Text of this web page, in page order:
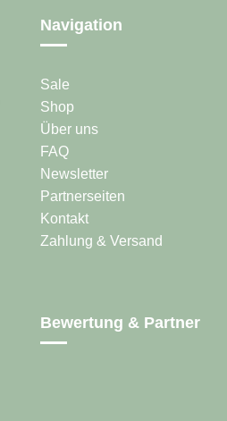
der
werden
Navigation
Sale
Shop
Über uns
FAQ
Newsletter
Partnerseiten
Kontakt
Zahlung & Versand
Bewertung & Partner